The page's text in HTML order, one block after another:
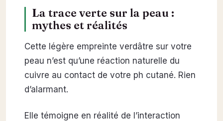
La trace verte sur la peau :
mythes et réalités
Cette légère empreinte verdâtre sur votre
peau n’est qu’une réaction naturelle du
cuivre au contact de votre ph cutané. Rien
d’alarmant.
Elle témoigne en réalité de l’interaction